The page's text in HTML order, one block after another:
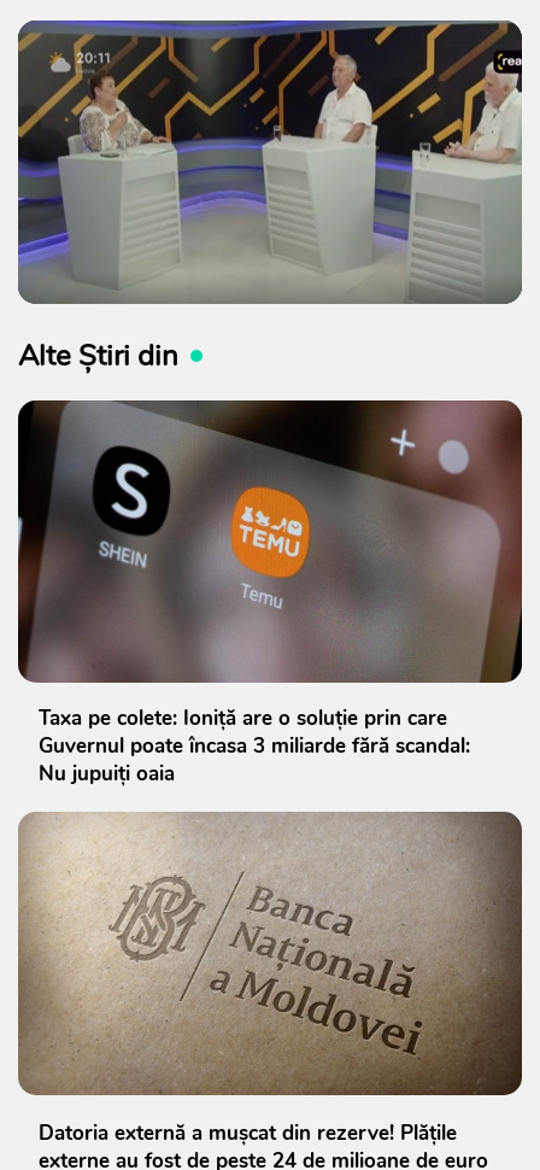
Alte Știri din
Taxa pe colete: Ioniță are o soluție prin care
Guvernul poate încasa 3 miliarde fără scandal:
Nu jupuiți oaia
Datoria externă a mușcat din rezerve! Plățile
externe au fost de peste 24 de milioane de euro